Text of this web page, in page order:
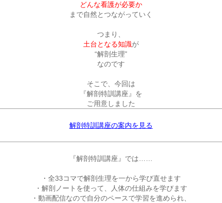
どんな看護が必要か
まで自然とつながっていく
土台となる知識が
“解剖生理”
なのです
そこで、今回は
『解剖特訓講座』を
ご用意しました
解剖特訓講座の案内を見る
『解剖特訓講座』では……
・全33コマで解剖生理を一から学び直せます
・解剖ノートを使って、人体の仕組みを学びます
・動画配信なので自分のペースで学習を進められ、